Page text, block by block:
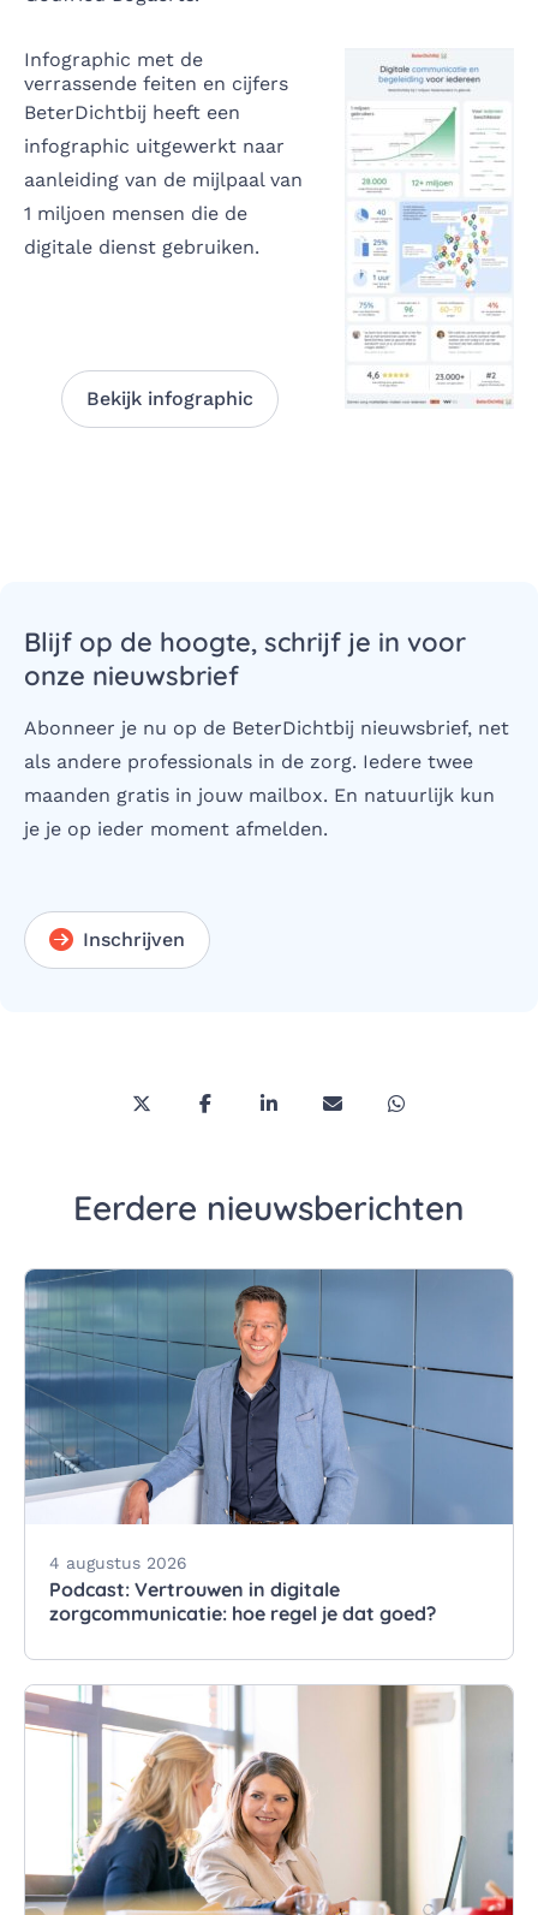
Infographic met de
verrassende feiten en cijfers
BeterDichtbij heeft een
infographic uitgewerkt naar
aanleiding van de mijlpaal van
1 miljoen mensen die de
digitale dienst gebruiken.
Bekijk infographic
Blijf op de hoogte, schrijf je in voor
onze nieuwsbrief
Abonneer je nu op de BeterDichtbij nieuwsbrief, net
als andere professionals in de zorg. Iedere twee
maanden gratis in jouw mailbox. En natuurlijk kun
je je op ieder moment afmelden.
Inschrijven
Deel deze pagina via Twitter/X
Deel deze pagina op Facebook
Deel deze pagina op
Deel deze pagina via
Deel deze
Eerdere nieuwsberichten
4 augustus 2026
Podcast: Vertrouwen in digitale
zorgcommunicatie: hoe regel je dat goed?